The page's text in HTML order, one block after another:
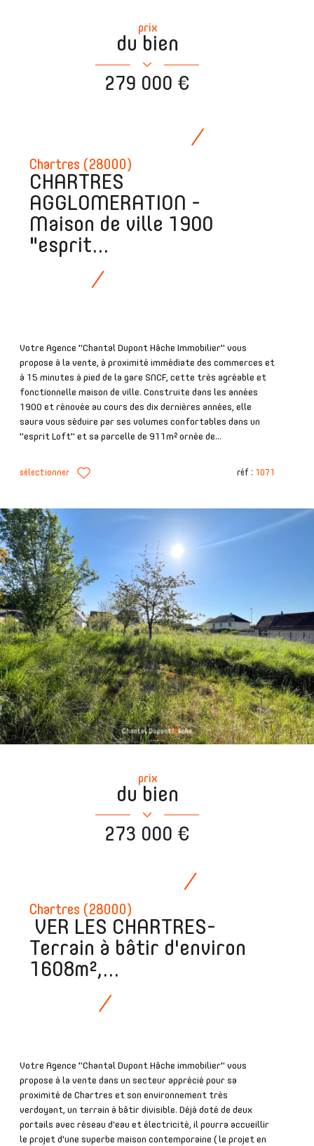
Chartres (28000)
CHARTRES
AGGLOMERATION -
Maison de ville 1900
"esprit...
Votre Agence "Chantal Dupont Hâche Immobilier" vous
propose à la vente, à proximité immédiate des commerces et
à 15 minutes à pied de la gare SNCF, cette très agréable et
fonctionnelle maison de ville. Construite dans les années
1900 et rénovée au cours des dix dernières années, elle
saura vous séduire par ses volumes confortables dans un
"esprit Loft" et sa parcelle de 911m² ornée de...
prix
du bien
279 000 €
sélectionner réf : 1071
Chartres (28000)
VER LES CHARTRES-
Terrain à bâtir d'environ
1608m²,...
Votre Agence "Chantal Dupont Hâche immobilier" vous
propose à la vente dans un secteur apprécié pour sa
proximité de Chartres et son environnement très
verdoyant, un terrain à bâtir divisible. Déjà doté de deux
portails avec réseau d'eau et électricité, il pourra accueillir
le projet d'une superbe maison contemporaine ( le projet en
prix
du bien
273 000 €